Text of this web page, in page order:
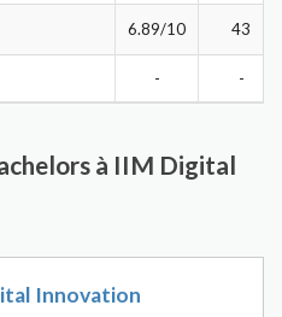
6.89/10 43
- -
à IIM Digital
Innovation